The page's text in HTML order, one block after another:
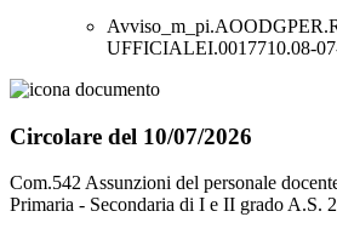
UFFICIALEI.0017710.08-
Circolare del 10/07/2026
Com.542 Assunzioni del personale
Primaria - Secondaria di I e II grado A.S.